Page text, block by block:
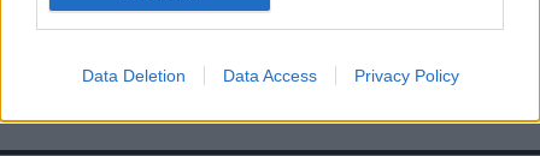
Data Deletion Data Access Privacy Policy